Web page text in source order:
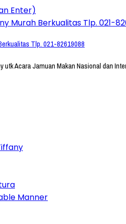
Enter)
Tlp. 021-82619088
utk Acara Jamuan Makan Nasional dan
Manner